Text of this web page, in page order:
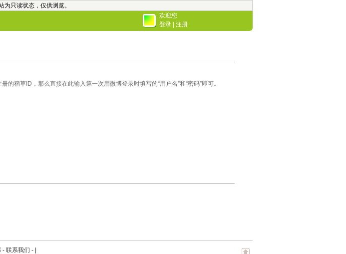
为只读状态，仅供浏览。
欢迎您
登录
注册
稻草ID，那么直接在此输入第一次用微博登录时填写的“用户名”和“密码”即可。
- 联系我们 -